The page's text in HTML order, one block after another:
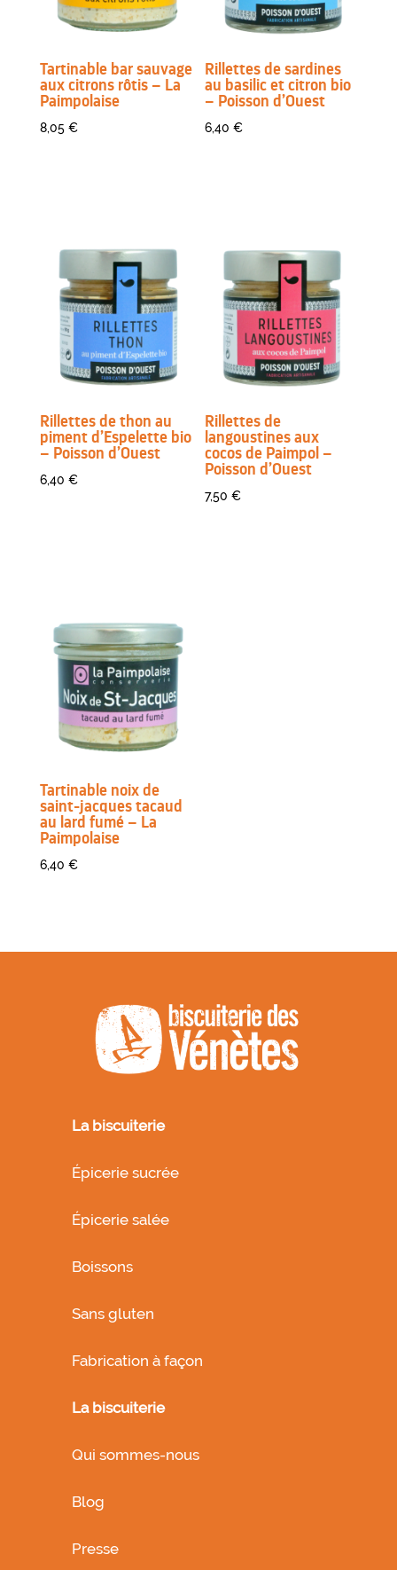
Tartinable bar sauvage
aux citrons rôtis – La
Paimpolaise
8,05 €
Rillettes de sardines
au basilic et citron bio
– Poisson d’Ouest
6,40€
Rillettes de thon au
piment d’Espelette bio
– Poisson d’Ouest
6,40 €
Rillettes de
langoustines aux
cocos de Paimpol –
Poisson d’Ouest
7,50€
Tartinable noix de
saint-jacques tacaud
au lard fumé – La
Paimpolaise
6,40 €
La biscuiterie
Épicerie sucrée
Épicerie salée
Boissons
Sans gluten
Fabrication à façon
La biscuiterie
Qui sommes-nous
Blog
Presse